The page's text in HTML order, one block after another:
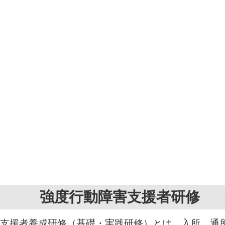
強度行動障害支援者研修